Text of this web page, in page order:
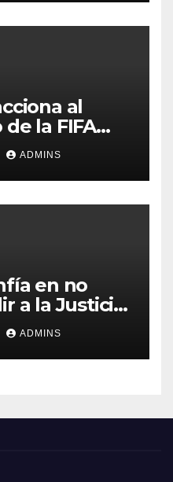
nacional»
al
la FIFA
acoger la
2030:
España»
ADMINS
en no
a la Justicia
menores
la
por la
ADMINS